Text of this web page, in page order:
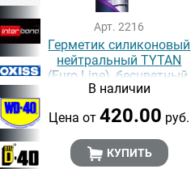
Арт. 2216
Герметик силиконовый
нейтральный TYTAN
(Euro Line), бесцветный,
290 мл
В наличии
Цена от420.00 руб.
КУПИТЬ